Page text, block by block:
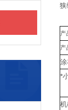
狭
产
产
*